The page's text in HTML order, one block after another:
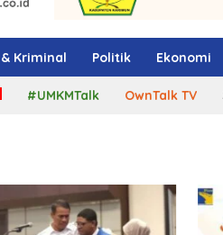
Kriminal Politik Ekonomi
#UMKMTalk OwnTalk TV